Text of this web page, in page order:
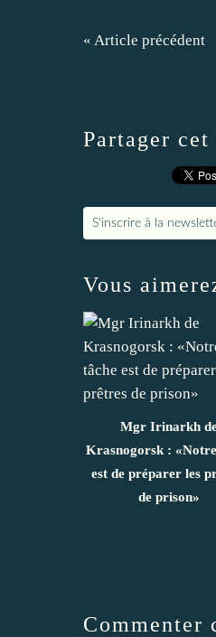
« Article précédent
Partager
S'inscrire à la
Vous
Mgr Irinarkh
Krasnogorsk :
est de préparer les
de prison»
Commenter